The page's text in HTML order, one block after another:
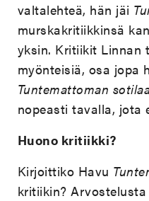
valtalehteä, hän jäi
murskakritiikkinsä
yksin. Kritiikit Linnan
myönteisiä, osa jopa
Tuntemattoman
nopeasti tavalla, jota
Huono kritiikki?
Kirjoittiko Havu
kritiikin?